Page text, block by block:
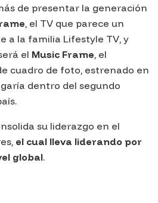
de presentar la generación
, el TV que parece un
a la familia Lifestyle TV, y
el Music Frame, el
cuadro de foto, estrenado en
dentro del segundo
su liderazgo en el
el cual lleva liderando por
global.